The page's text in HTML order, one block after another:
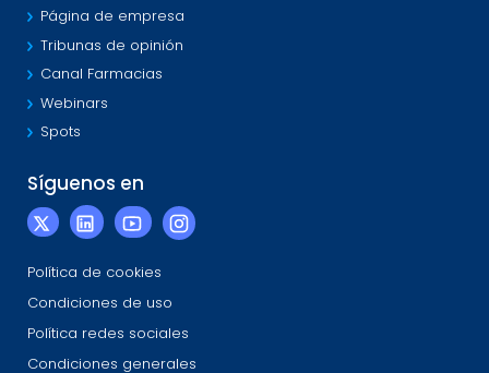
Página de empresa
Tribunas de opinión
Canal Farmacias
Webinars
Spots
Síguenos en
Política de cookies
Condiciones de uso
Política redes sociales
Condiciones generales